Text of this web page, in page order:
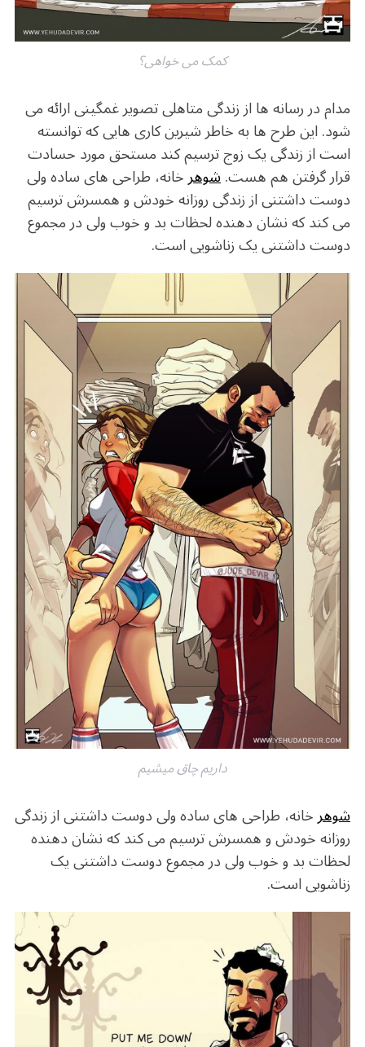
کمک می خواهی؟
مدام در رسانه ها از زندگی متاهلی تصویر غمگینی ارائه می
شود. این طرح ها به خاطر شیرین کاری هایی که توانسته
است از زندگی یک زوج ترسیم کند مستحق مورد حسادت
قرار گرفتن هم هست.شوهرخانه، طراحی های ساده ولی
دوست داشتنی از زندگی روزانه خودش و همسرش ترسیم
می کند که نشان دهنده لحظات بد و خوب ولی در مجموع
دوست داشتنی یک زناشویی است.
داریم چاق میشیم
شوهرخانه، طراحی های ساده ولی دوست داشتنی از زندگی
روزانه خودش و همسرش ترسیم می کند که نشان دهنده
لحظات بد و خوب ولی در مجموع دوست داشتنی یک
زناشویی است.